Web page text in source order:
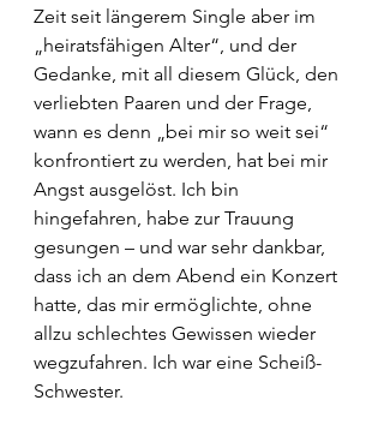
Zeit seit längerem Single aber im
„heiratsfähigen Alter“, und der
Gedanke, mit all diesem Glück, den
verliebten Paaren und der Frage,
wann es denn „bei mir so weit sei“
konfrontiert zu werden, hat bei mir
Angst ausgelöst. Ich bin
hingefahren, habe zur Trauung
gesungen – und war sehr dankbar,
dass ich an dem Abend ein Konzert
hatte, das mir ermöglichte, ohne
allzu schlechtes Gewissen wieder
wegzufahren. Ich war eine Scheiß-
Schwester.